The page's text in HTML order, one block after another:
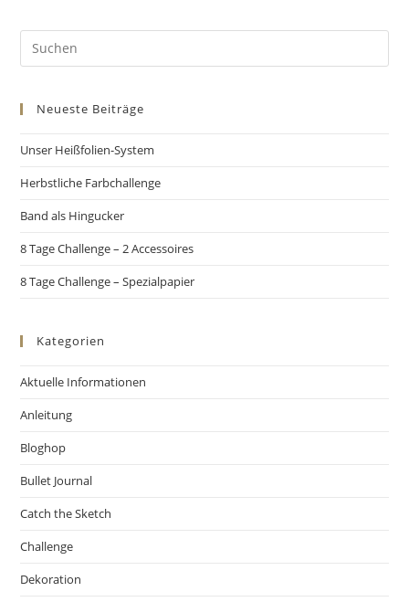
Neueste Beiträge
Unser Heißfolien-System
Herbstliche Farbchallenge
Band als Hingucker
8 Tage Challenge – 2 Accessoires
8 Tage Challenge – Spezialpapier
Kategorien
Aktuelle Informationen
Anleitung
Bloghop
Bullet Journal
Catch the Sketch
Challenge
Dekoration